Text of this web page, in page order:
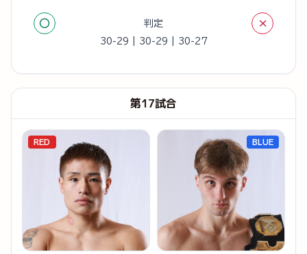
○ 判定 ×
30-29 | 30-29 | 30-27
第17試合
RED BLUE